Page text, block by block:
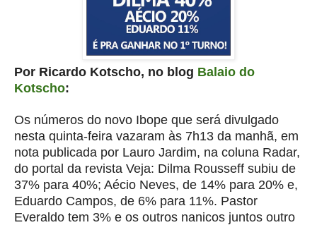
Por Ricardo Kotscho, no blog Balaio do
Kotscho:
Os números do novo Ibope que será divulgado
nesta quinta-feira vazaram às 7h13 da manhã, em
nota publicada por Lauro Jardim, na coluna Radar,
do portal da revista Veja: Dilma Rousseff subiu de
37% para 40%; Aécio Neves, de 14% para 20% e,
Eduardo Campos, de 6% para 11%. Pastor
Everaldo tem 3% e os outros nanicos juntos outro